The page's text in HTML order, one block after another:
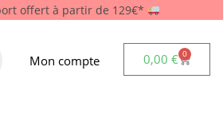
offert à partir de 129€*
Mon compte 0,00 € 0